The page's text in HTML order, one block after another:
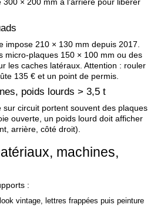
impose 210 × 130 mm depuis 2017.
micro‑plaques 150 × 100 mm ou des
les caches latéraux. Attention : rouler
135 € et un point de permis.
poids lourds > 3,5 t
circuit portent souvent des plaques
ouverte, un poids lourd doit afficher
arrière, côté droit).
machines,
:
vintage, lettres frappées puis peinture